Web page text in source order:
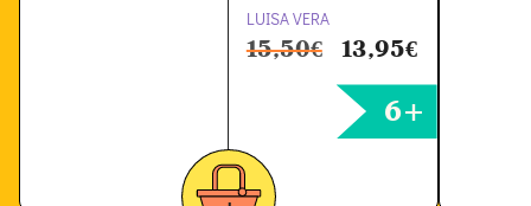
LUISA VERA
15,50€ 13,95€
6+